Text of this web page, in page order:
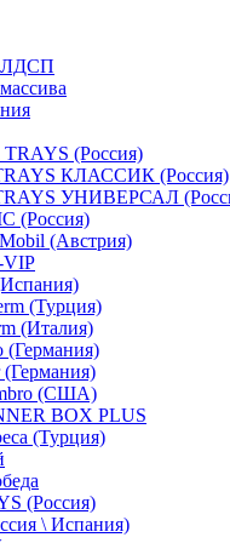
ЛДСП
(Россия)
КЛАССИК (Россия)
УНИВЕРСАЛ
(Россия)
(Австрия)
VIP
(Турция)
(Италия)
(Германия)
(США)
BOX PLUS
(Турция)
(Россия)
\ Испания)